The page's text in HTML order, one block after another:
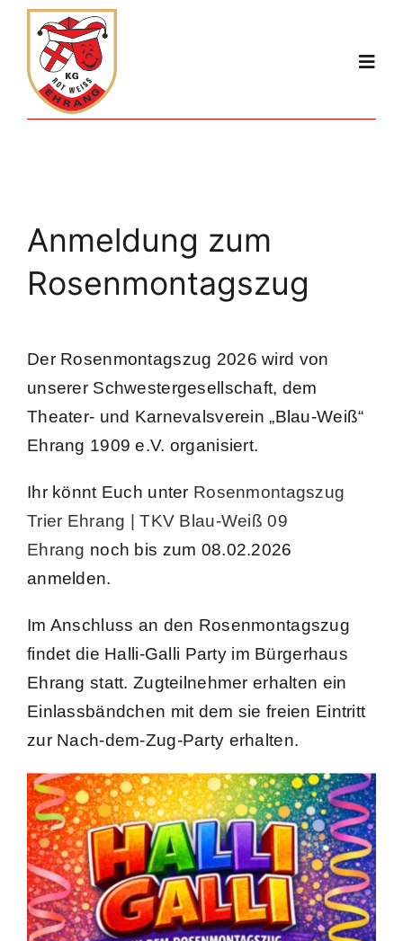
Zum
Inhalt
springen
Gruppen
Kontakt
Anmeldung zum
Rosenmontagszug
Der Rosenmontagszug 2026 wird von
unserer Schwestergesellschaft, dem
Theater- und Karnevalsverein „Blau-Weiß“
Ehrang 1909 e.V. organisiert.
Ihr könnt Euch unter Rosenmontagszug
Trier Ehrang | TKV Blau-Weiß 09
Ehrang noch bis zum 08.02.2026
anmelden.
Im Anschluss an den Rosenmontagszug
findet die Halli-Galli Party im Bürgerhaus
Ehrang statt. Zugteilnehmer erhalten ein
Einlassbändchen mit dem sie freien Eintritt
zur Nach-dem-Zug-Party erhalten.